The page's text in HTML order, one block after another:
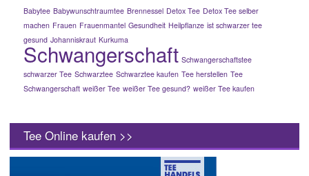
Babytee Babywunschtraumtee Brennessel Detox Tee Detox Tee selber
machen Frauen Frauenmantel Gesundheit Heilpflanze ist schwarzer tee
gesund Johanniskraut Kurkuma
Schwangerschaft Schwangerschaftstee
schwarzer Tee Schwarztee Schwarztee kaufen Tee herstellen Tee
Schwangerschaft weißer Tee weißer Tee gesund? weißer Tee kaufen
Tee Online kaufen >>